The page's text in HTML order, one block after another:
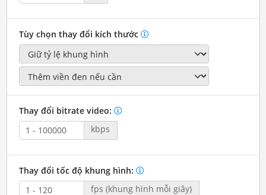
Tùy chọn thay đổi kích thước
Thay đổi bitrate video:
kbps
Thay đổi tốc độ khung hình:
fps (khung hình mỗi giây)